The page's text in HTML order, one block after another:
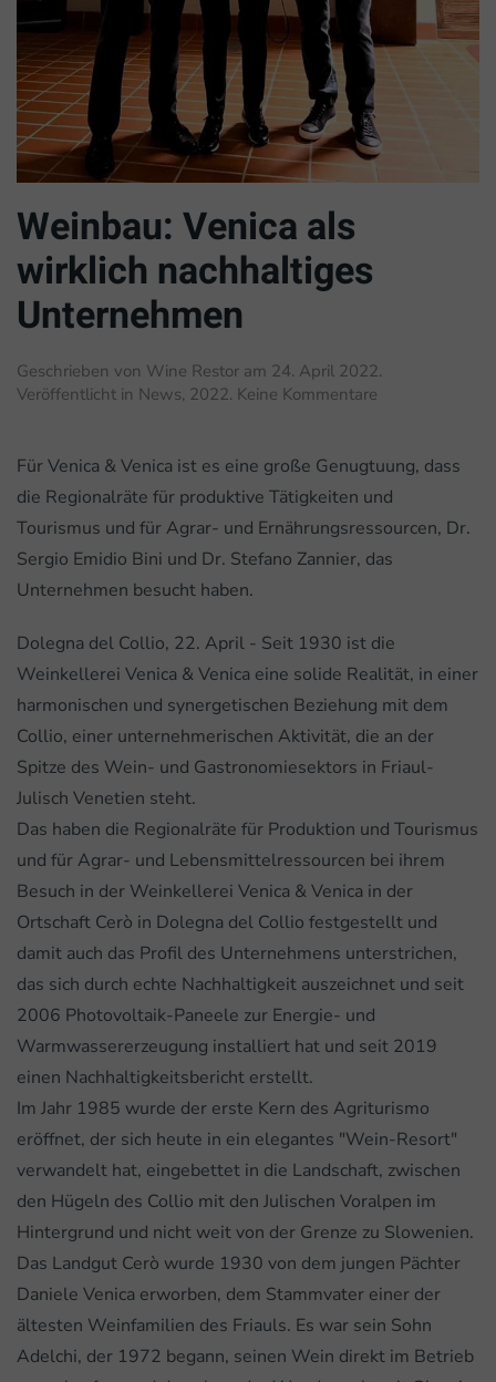
Weinbau: Venica als
wirklich nachhaltiges
Unternehmen
Geschrieben von Wine Restor am 24. April 2022.
Veröffentlicht in News, 2022. Keine Kommentare
als
wirklich
nachhaltiges
Unternehmen
Für Venica & Venica ist es eine große Genugtuung, dass
die Regionalräte für produktive Tätigkeiten und
Tourismus und für Agrar- und Ernährungsressourcen, Dr.
Sergio Emidio Bini und Dr. Stefano Zannier, das
Unternehmen besucht haben.
Dolegna del Collio, 22. April - Seit 1930 ist die
Weinkellerei Venica & Venica eine solide Realität, in einer
harmonischen und synergetischen Beziehung mit dem
Collio, einer unternehmerischen Aktivität, die an der
Spitze des Wein- und Gastronomiesektors in Friaul-
Julisch Venetien steht.
Das haben die Regionalräte für Produktion und Tourismus
und für Agrar- und Lebensmittelressourcen bei ihrem
Besuch in der Weinkellerei Venica & Venica in der
Ortschaft Cerò in Dolegna del Collio festgestellt und
damit auch das Profil des Unternehmens unterstrichen,
das sich durch echte Nachhaltigkeit auszeichnet und seit
2006 Photovoltaik-Paneele zur Energie- und
Warmwassererzeugung installiert hat und seit 2019
einen Nachhaltigkeitsbericht erstellt.
Im Jahr 1985 wurde der erste Kern des Agriturismo
eröffnet, der sich heute in ein elegantes "Wein-Resort"
verwandelt hat, eingebettet in die Landschaft, zwischen
den Hügeln des Collio mit den Julischen Voralpen im
Hintergrund und nicht weit von der Grenze zu Slowenien.
Das Landgut Cerò wurde 1930 von dem jungen Pächter
Daniele Venica erworben, dem Stammvater einer der
ältesten Weinfamilien des Friauls. Es war sein Sohn
Adelchi, der 1972 begann, seinen Wein direkt im Betrieb